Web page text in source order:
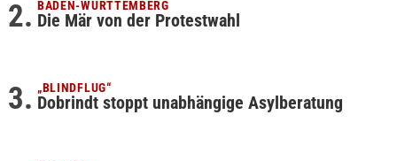
BADEN-WÜRTTEMBERG
Die Mär von der Protestwahl
„BLINDFLUG“
Dobrindt stoppt unabhängige Asylberatung